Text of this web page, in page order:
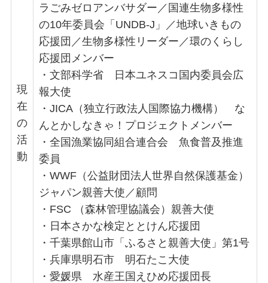
現
在
の
活
動
ラごみゼロアンバサダー／国連生物多様性
の10年委員会「UNDB-J」／地球いきもの
応援団／生物多様性リーダー／環のくらし
応援団メンバー
・文部科学省 日本ユネスコ国内委員会広
報大使
・JICA（独立行政法人国際協力機構） な
んとかしなきゃ！プロジェクトメンバー
・全国漁業協同組合連合会 魚食普及推進
委員
・WWF（公益財団法人世界自然保護基金）
ジャパン親善大使／顧問
・FSC （森林管理協議会）親善大使
・日本さかな検定ととけん応援団
・千葉県館山市「ふるさと親善大使」第1号
・兵庫県明石市 明石たこ大使
・愛媛県 水産王国えひめ応援団長